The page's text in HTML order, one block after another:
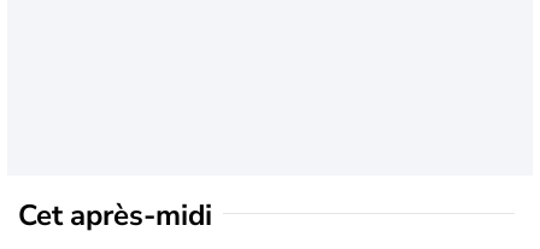
Cet après-midi